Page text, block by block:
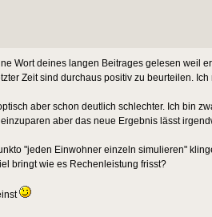
Wort deines langen Beitrages gelesen weil
Zeit sind durchaus positiv zu beurteilen.
aber schon deutlich schlechter. Ich bin
aber das neue Ergebnis lässt
"jeden Einwohner einzeln simulieren"
bringt wie es Rechenleistung frisst?